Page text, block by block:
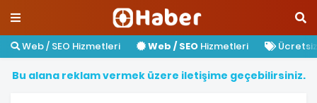
Web / SEO Hizmetleri Web / SEO Hizmetleri
Bu alana reklamvermek üzere iletişime geçebilirsiniz.